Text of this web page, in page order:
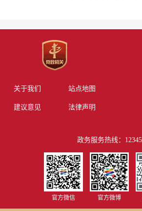
关于我们 站点地图
建议意见 法律声明
政务服务热线：12345
官方微信 官方微博